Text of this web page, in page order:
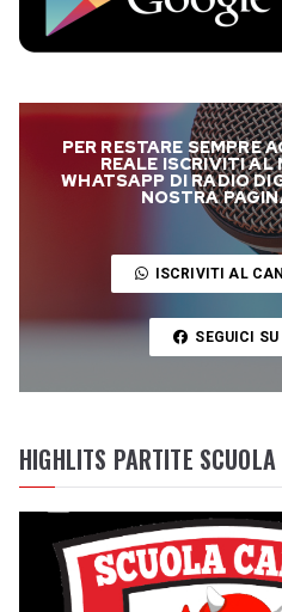
PER RESTARE SEMPRE
REALE ISCRIVITI AL
WHATSAPP DI RADIO
NOSTRA
ISCRIVITI AL
SEGUICI
HIGHLITS PARTITE